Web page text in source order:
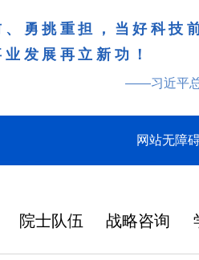
勇挑重担，当好科技
发展再立新功！
——习近平总
网站无障
院士队伍 战略咨询